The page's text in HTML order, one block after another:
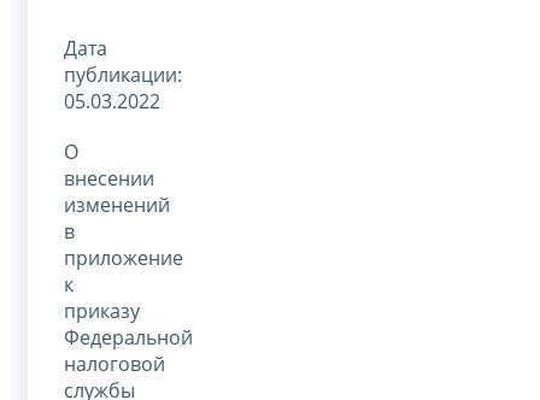
Дата
публикации:
05.03.2022
О
внесении
изменений
в
приложение
к
приказу
Федеральной
налоговой
службы